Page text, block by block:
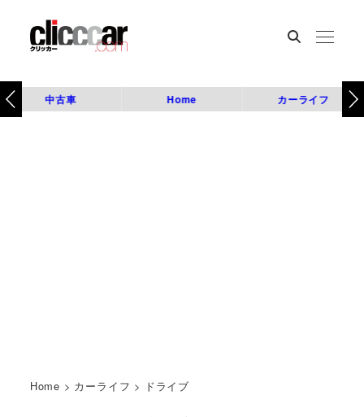
中古車 Home カーライフ
Home > カーライフ > ドライブ